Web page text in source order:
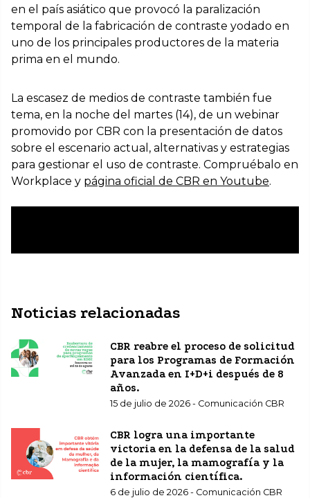
en el país asiático que provocó la paralización
temporal de la fabricación de contraste yodado en
uno de los principales productores de la materia
prima en el mundo.
La escasez de medios de contraste también fue
tema, en la noche del martes (14), de un webinar
promovido por CBR con la presentación de datos
sobre el escenario actual, alternativas y estrategias
para gestionar el uso de contraste. Compruébalo en
Workplace y página oficial de CBR en Youtube.
Noticias relacionadas
CBR reabre el proceso de solicitud
para los Programas de Formación
Avanzada en I+D+i después de 8
años.
15 de julio de 2026 - Comunicación CBR
CBR logra una importante
victoria en la defensa de la salud
de la mujer, la mamografía y la
información científica.
6 de julio de 2026 - Comunicación CBR